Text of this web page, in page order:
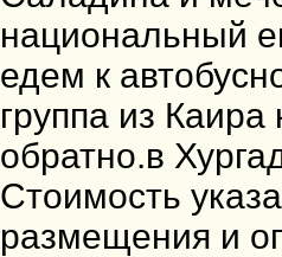
национальный
едем к
группа из
обратно.в
Стоимость
размещения и